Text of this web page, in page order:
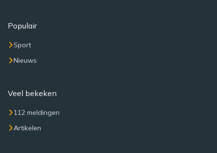
Populair
Sport
Nieuws
Veel bekeken
112 meldingen
Artikelen